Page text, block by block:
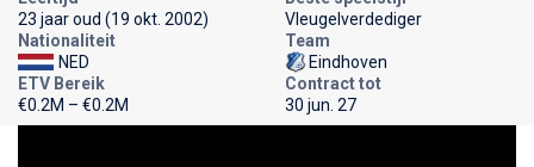
23 jaar oud (19 okt. 2002)
Vleugelverdediger
Nationaliteit
NED
Team
Eindhoven
ETV Bereik
€0.2M – €0.2M
Contract tot
30 jun. 27